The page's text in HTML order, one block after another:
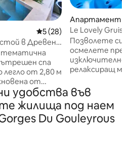
Средна оценка: 5 от 5,
5 (28)
в Древен
тематична
спа
легло от 2,80 м
от
е
🎂, първа
за брак
Апартамент –
Le Lovely
Позволете си
осмелете
изключително
релаксиращ
на града, с
Прекрасните
са? Не
Lovely Narbonnais!
първата нощ. Вие сте на 600 метра
удобства във
жилища под наем
Du Gouleyrous